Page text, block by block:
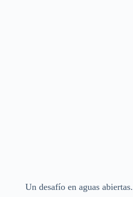
Un desafío en aguas abiertas.